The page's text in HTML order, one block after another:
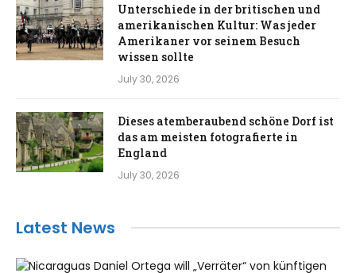
Unterschiede in der britischen und
amerikanischen Kultur: Was jeder
Amerikaner vor seinem Besuch
wissen sollte
July 30, 2026
Dieses atemberaubend schöne Dorf ist
das am meisten fotografierte in
England
July 30, 2026
Latest News